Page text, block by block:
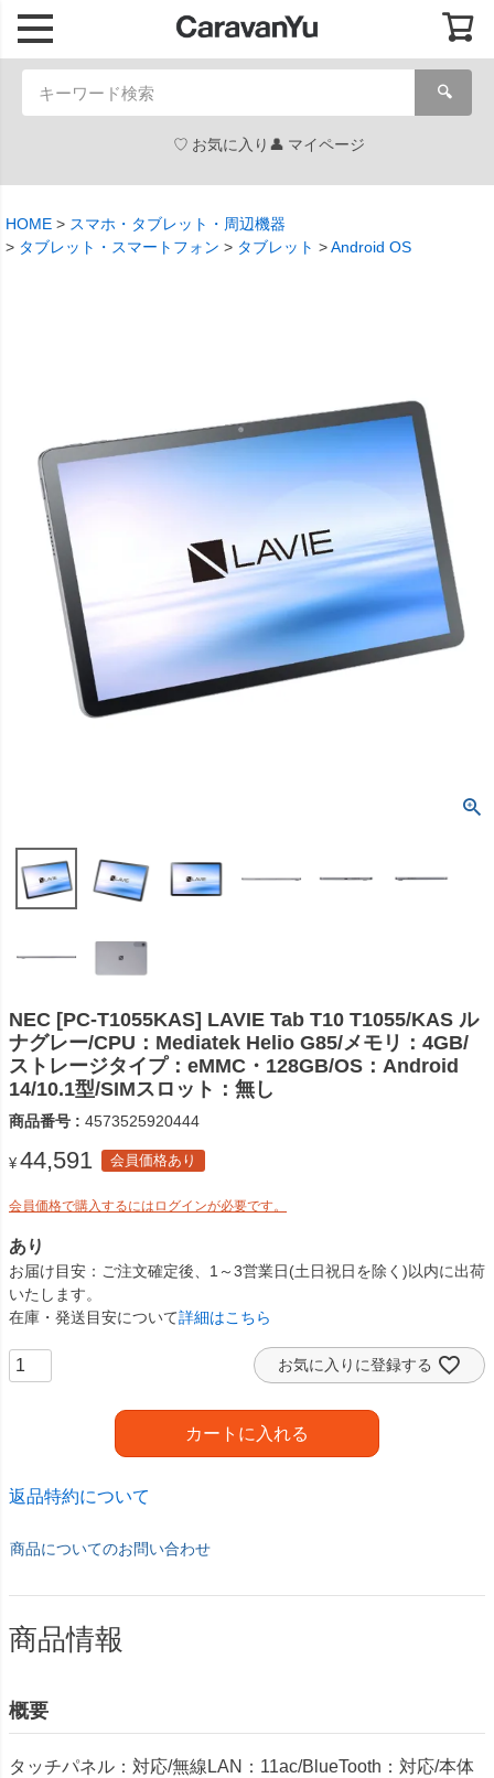
🔍
お気に入り マイページ
HOME
スマホ・タブレット・周辺機器
タブレット・スマートフォン
タブレット Android OS
NEC [PC-T1055KAS] LAVIE Tab T10 T1055/KAS ル
ナグレー/CPU：Mediatek Helio G85/メモリ：4GB/
ストレージタイプ：eMMC・128GB/OS：Android
14/10.1型/SIMスロット：無し
商品番号 4573525920444
¥ 44,591 会員価格あり
会員価格で購入するにはログインが必要です。
あり
お届け目安
ご注文確定後、1～3営業日(土日祝日を除く)以内に出荷
いたします。
在庫・発送目安について詳細はこちら
お気に入りに登録する
カートに入れる
返品特約について
商品についてのお問い合わせ
商品情報
概要
タッチパネル：対応/無線LAN：11ac/BlueTooth：対応/本体